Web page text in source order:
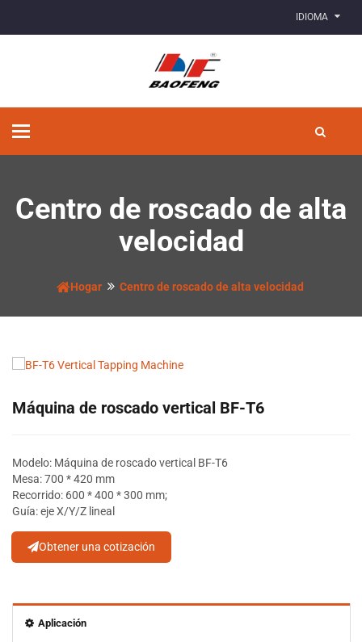
IDIOMA
Alternar
Centro de roscado de alta
velocidad
Hogar Centro de roscado de alta velocidad
Máquina de roscado vertical BF-T6
Modelo: Máquina de roscado vertical BF-T6
Mesa: 700 * 420 mm
Recorrido: 600 * 400 * 300 mm;
Guía: eje X/Y/Z lineal
Obtener una cotización
Aplicación